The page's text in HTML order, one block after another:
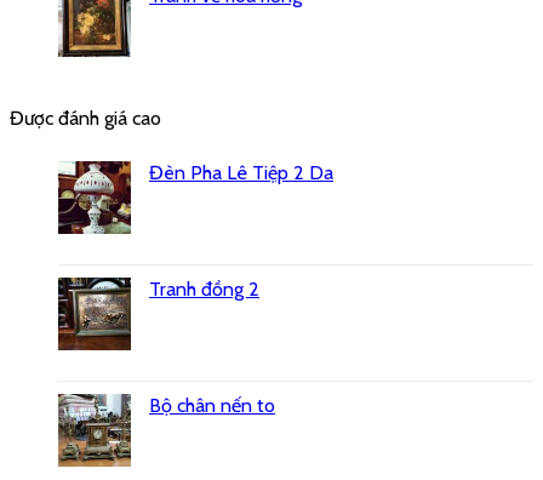
Được đánh giá cao
Đèn Pha Lê Tiệp 2 Da
Tranh đồng 2
Bộ chân nến to